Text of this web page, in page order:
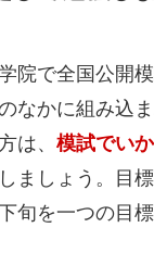
院で全国公開
なかに組み込
は、 模試でい
ましょう。目
旬を一つの目